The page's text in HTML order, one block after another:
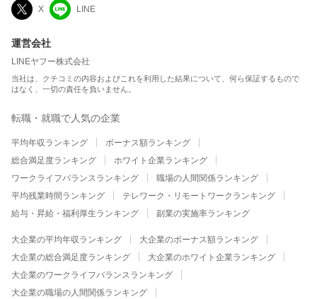
X LINE
運営会社
LINEヤフー株式会社
当社は、クチコミの内容およびこれを利用した結果について、何ら保証するもので
はなく、一切の責任を負いません。
転職・就職で人気の企業
平均年収ランキング
ボーナス額ランキング
総合満足度ランキング
ホワイト企業ランキング
ワークライフバランスランキング
職場の人間関係ランキング
平均残業時間ランキング
テレワーク・リモートワークランキング
給与・昇給・福利厚生ランキング
副業の実施率ランキング
大企業の平均年収ランキング
大企業のボーナス額ランキング
大企業の総合満足度ランキング
大企業のホワイト企業ランキング
大企業のワークライフバランスランキング
大企業の職場の人間関係ランキング